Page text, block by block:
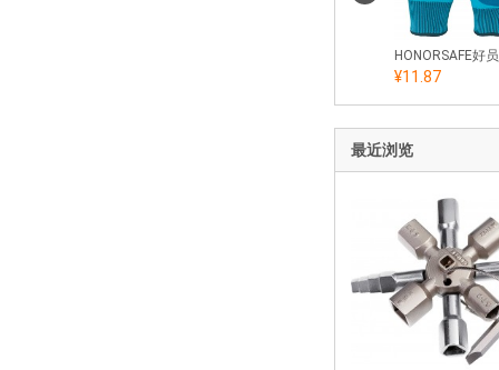
¥11.87
最近浏览